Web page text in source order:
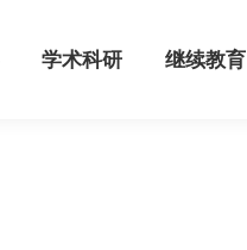
学术科研 继续教育